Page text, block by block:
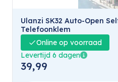
Ulanzi SK32 Auto-Open
Telefoonklem
Online op voorraad
Levertijd 6 dagen
39,99